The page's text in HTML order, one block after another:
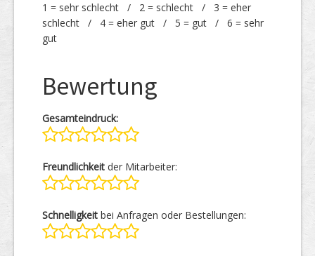
1 = sehr schlecht / 2 = schlecht / 3 = eher
schlecht / 4 = eher gut / 5 = gut / 6 = sehr
gut
Bewertung
Gesamteindruck:
Freundlichkeit der Mitarbeiter:
Schnelligkeit bei Anfragen oder Bestellungen: